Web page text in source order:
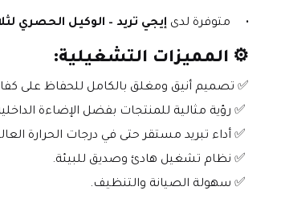
متوفرة لدى إيجي تريد – الوكيل الحصري
⚙️ المميزات التشغيلية:
✅ تصميم أنيق ومغلق بالكامل للحفاظ على